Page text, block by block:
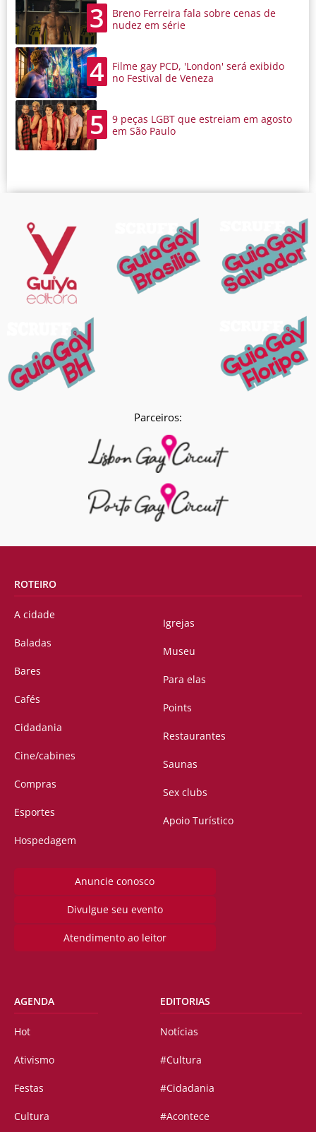
3
Breno Ferreira fala sobre cenas de
nudez em série
4
Filme gay PCD, 'London' será exibido
no Festival de Veneza
5
9 peças LGBT que estreiam em agosto
em São Paulo
Parceiros:
ROTEIRO
A cidade
Baladas
Bares
Cafés
Cidadania
Cine/cabines
Compras
Esportes
Hospedagem
Igrejas
Museu
Para elas
Points
Restaurantes
Saunas
Sex clubs
Apoio Turístico
Anuncie conosco
Divulgue seu evento
Atendimento ao leitor
AGENDA
Hot
Ativismo
Festas
Cultura
EDITORIAS
Notícias
#Cultura
#Cidadania
#Acontece